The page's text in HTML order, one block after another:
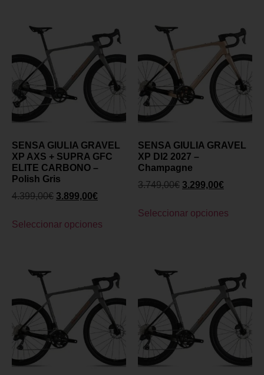
SENSA GIULIA GRAVEL
XP AXS + SUPRA GFC
ELITE CARBONO –
Polish Gris
4.399,00€ 3.899,00€
Seleccionar opciones
SENSA GIULIA GRAVEL
XP DI2 2027 –
Champagne
3.749,00€ 3.299,00€
Seleccionar opciones